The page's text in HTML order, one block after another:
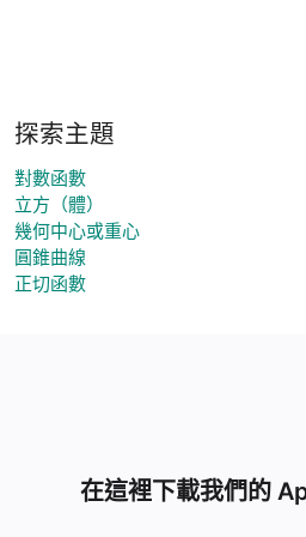
探索主題
對數函數
立方（體）
幾何中心或重心
圓錐曲線
正切函數
在這裡下載我們的